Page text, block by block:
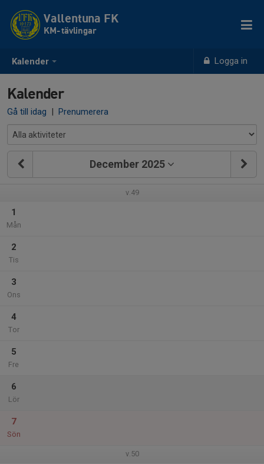
Kalender Logga in
Vallentuna FK
KM- tävlingar
Kalender
Gå till idag | Prenumerera
December 2025
v.49
1
Mån
2
Tis
3
Ons
4
Tor
5
Fre
6
Lör
7
Sön
v.50